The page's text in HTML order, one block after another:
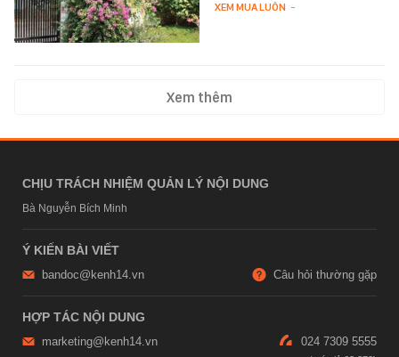
XEM MUA LUÔN -
Xem thêm
CHỊU TRÁCH NHIỆM QUẢN LÝ NỘI DUNG
Bà Nguyễn Bích Minh
Ý KIẾN BÀI VIẾT
bandoc@kenh14.vn Câu hỏi thường gặp
HỢP TÁC NỘI DUNG
marketing@kenh14.vn 024 7309 5555